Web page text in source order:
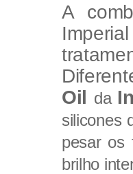
A
Oil da
silicones
pesar os
brilho